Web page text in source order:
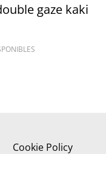
gaze kaki
Cookie Policy